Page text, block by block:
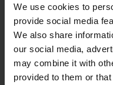
We use cookies to
provide social media
We also share
our social media,
may combine it with
provided to them or